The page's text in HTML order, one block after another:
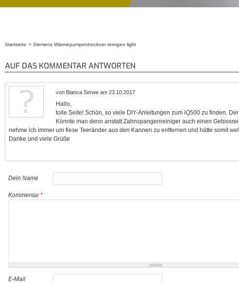
Startseite Siemens Wärmepumpentrockner reinigen light
AUF DAS KOMMENTAR ANTWORTEN
von Bianca Serwe am 23.10.2017
Hallo,
tolle Seite! Schön, so viele DIY-Anleitungen zum iQ500 zu finden.
Könnte man denn anstatt Zahnspangenreiniger auch einen
nehme ich immer um fiese Teeränder aus den Kannen zu entfernen und hätte somit
Danke und viele Grüße
Dein Name
Kommentar*
E-Mail